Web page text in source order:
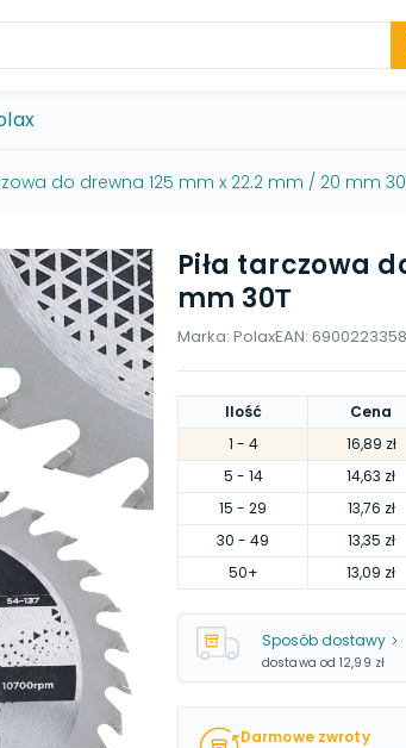
do drewna 125 mm x 22.2 mm / 20 mm
Piła tarczowa
mm 30Т
Marka: PolaxEAN:
Ilość Cena
1 - 4 16,89 zł
5 - 14 14,63 zł
15 - 29 13,76 zł
30 - 49 13,35 zł
50+ 13,09 zł
Sposób dostawy
dostawa od 12,99 zł
Darmowe zwroty